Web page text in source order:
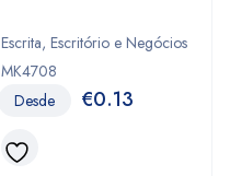
Escrita, Escritório e Negócios
MK4708
Desde €0.13